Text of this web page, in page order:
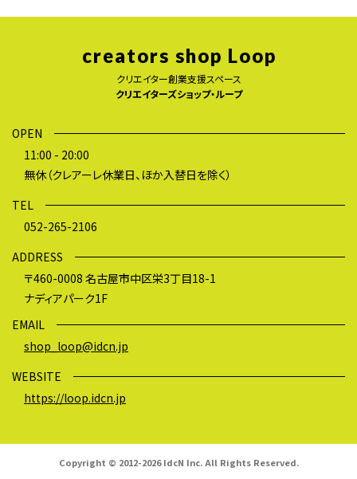
creators shop Loop
クリエイター創業支援スペース
クリエイターズショップ・ループ
OPEN
11:00 - 20:00
無休（クレアーレ休業日、ほか入替日を除く）
TEL
052-265-2106
ADDRESS
〒460-0008 名古屋市中区栄3丁目18-1
ナディアパーク1F
EMAIL
shop_loop@idcn.jp
WEBSITE
https://loop.idcn.jp
Copyright © 2012-2026 IdcN Inc. All Rights Reserved.